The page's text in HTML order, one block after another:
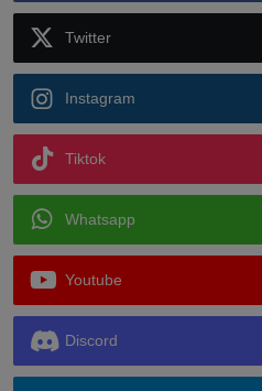
Twitter
Instagram
Tiktok
Whatsapp
Youtube
Discord